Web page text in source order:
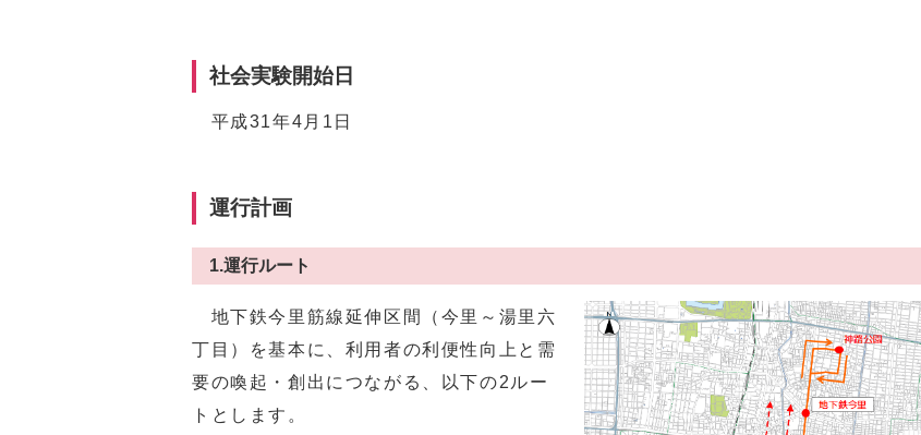
社会実験開始日
平成31年4月1日
運行計画
1.運行ルート
地下鉄今里筋線延伸区間（今里～湯里六
丁目）を基本に、利用者の利便性向上と需
要の喚起・創出につながる、以下の2ルー
トとします。